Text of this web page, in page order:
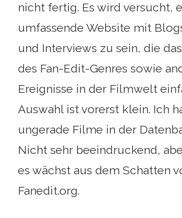
nicht fertig. Es wird versucht,
umfassende Website mit
und Interviews zu sein, die
des Fan-Edit-Genres sowie
Ereignisse in der Filmwelt
Auswahl ist vorerst klein. Ich
ungerade Filme in der
Nicht sehr beeindruckend,
es wächst aus dem Schatten
Fanedit.org.